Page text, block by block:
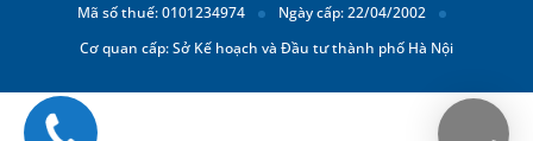
Mã số thuế: 0101234974
Ngày cấp: 22/04/2002
Cơ quan cấp: Sở Kế hoạch và Đầu tư thành phố Hà Nội